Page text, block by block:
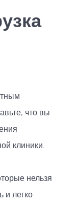
что вы
клиники.
нельзя
и легко